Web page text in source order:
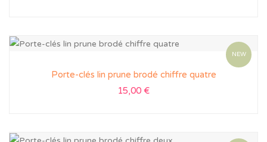
NEW
Porte-clés lin prune brodé chiffre quatre
15,00 €